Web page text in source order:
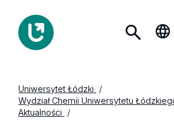
Uniwersytet Łódzki
Wydział Chemii Uniwersytetu
Aktualności